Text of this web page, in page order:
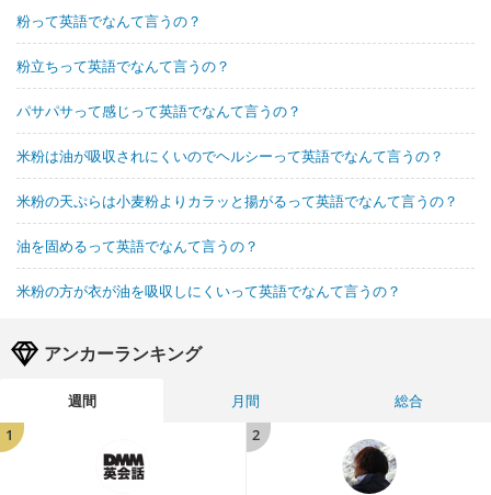
粉って英語でなんて言うの？
粉立ちって英語でなんて言うの？
パサパサって感じって英語でなんて言うの？
米粉は油が吸収されにくいのでヘルシーって英語でなんて言うの？
米粉の天ぷらは小麦粉よりカラッと揚がるって英語でなんて言うの？
油を固めるって英語でなんて言うの？
米粉の方が衣が油を吸収しにくいって英語でなんて言うの？
アンカーランキング
週間 月間
総合
1
2